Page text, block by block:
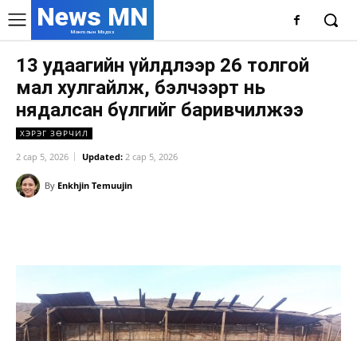
News MN
Монголын Мэдээ
13 удаагийн үйлдлээр 26 толгой
мал хулгайлж, бэлчээрт нь
нядалсан бүлгийг баривчилжээ
ХЭРЭГ ЗӨРЧИЛ
2 сар 5, 2026 Updated: 2 сар 5, 2026
By Enkhjin Temuujin